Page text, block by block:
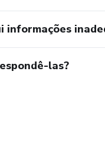
informações
las?